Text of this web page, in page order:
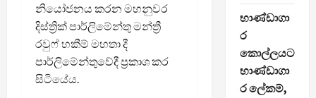
නියෝජනය කරන මහනුවර
දිස්ත්‍රික් පාර්ලිමේන්තු මන්ත්‍රී
රවුෆ් හකීම් මහතා දී
පාර්ලිමේන්තුවේදී ප්‍රකාශ කර
සිටියේය.
භාණ්ඩාගා
ර
කොල්ලයට
භාණ්ඩාගා
ර ලේකම්,